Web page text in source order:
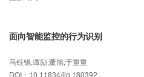
征，对基础层引入最大响应索引编码和
个前馈网络结构，将每一层特征首尾相连
合排名第一，所提纹理特征的辨别力在两
面向智能监控的行为识别
马钰锡,谭励,董旭,于重重
DOI：10.11834/jig.180392